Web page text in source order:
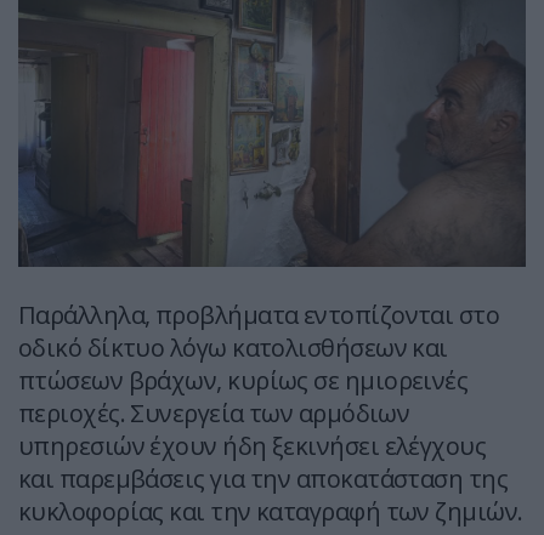
Παράλληλα, προβλήματα εντοπίζονται στο
οδικό δίκτυο λόγω κατολισθήσεων και
πτώσεων βράχων, κυρίως σε ημιορεινές
περιοχές. Συνεργεία των αρμόδιων
υπηρεσιών έχουν ήδη ξεκινήσει ελέγχους
και παρεμβάσεις για την αποκατάσταση της
κυκλοφορίας και την καταγραφή των ζημιών.